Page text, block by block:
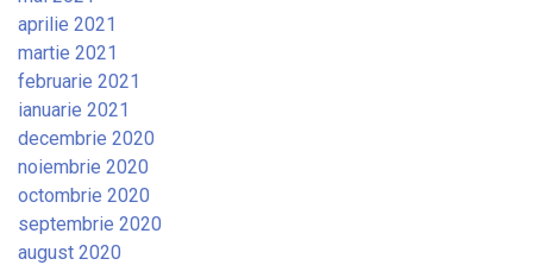
aprilie 2021
martie 2021
februarie 2021
ianuarie 2021
decembrie 2020
noiembrie 2020
octombrie 2020
septembrie 2020
august 2020